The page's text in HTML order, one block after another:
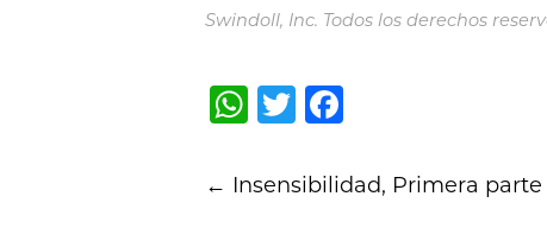
Swindoll, Inc. Todos los derechos
WhatsApp
Twitter
navigation
← Insensibilidad, Primera parte